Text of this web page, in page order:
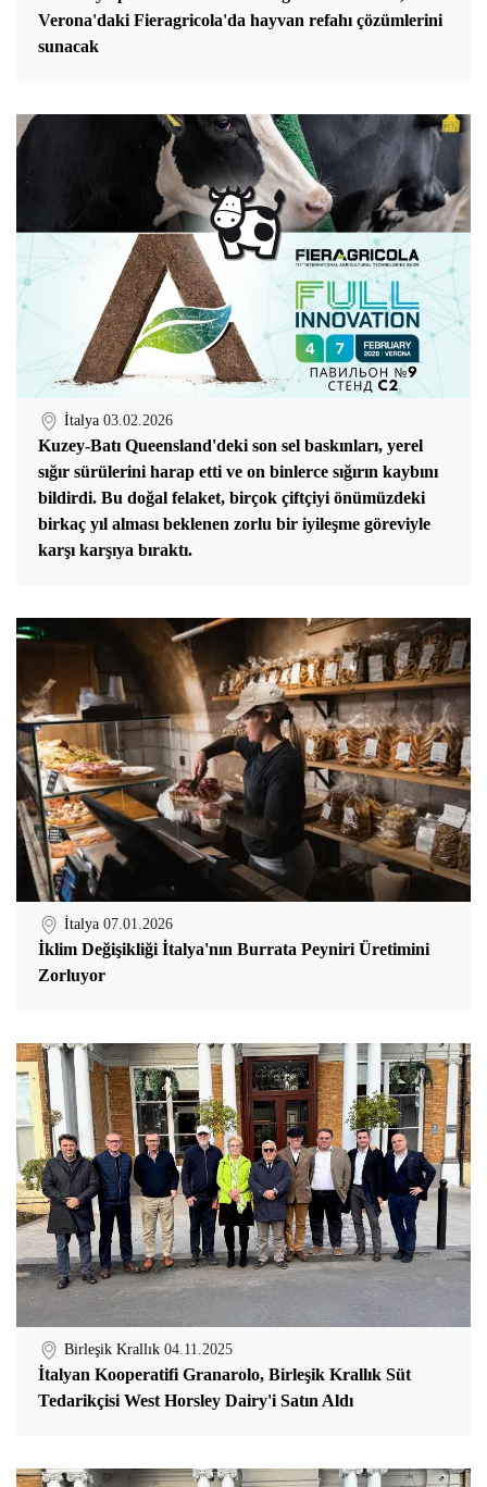
Verona'daki Fieragricola'da hayvan refahı çözümlerini
sunacak
İtalya 03.02.2026
Kuzey-Batı Queensland'deki son sel baskınları, yerel
sığır sürülerini harap etti ve on binlerce sığırın kaybını
bildirdi. Bu doğal felaket, birçok çiftçiyi önümüzdeki
birkaç yıl alması beklenen zorlu bir iyileşme göreviyle
karşı karşıya bıraktı.
İtalya 07.01.2026
İklim Değişikliği İtalya'nın Burrata Peyniri Üretimini
Zorluyor
Birleşik Krallık 04.11.2025
İtalyan Kooperatifi Granarolo, Birleşik Krallık Süt
Tedarikçisi West Horsley Dairy'i Satın Aldı